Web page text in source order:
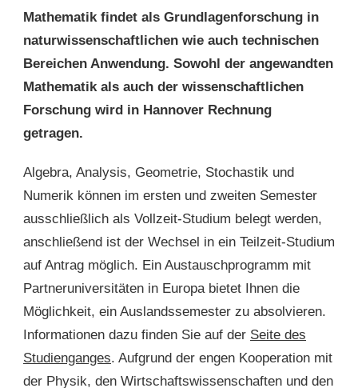
Mathematik findet als Grundlagenforschung in
naturwissenschaftlichen wie auch technischen
Bereichen Anwendung. Sowohl der angewandten
Mathematik als auch der wissenschaftlichen
Forschung wird in Hannover Rechnung
getragen.
Algebra, Analysis, Geometrie, Stochastik und
Numerik können im ersten und zweiten Semester
ausschließlich als Vollzeit-Studium belegt werden,
anschließend ist der Wechsel in ein Teilzeit-Studium
auf Antrag möglich. Ein Austauschprogramm mit
Partneruniversitäten in Europa bietet Ihnen die
Möglichkeit, ein Auslandssemester zu absolvieren.
Informationen dazu finden Sie auf der Seite des
Studienganges. Aufgrund der engen Kooperation mit
der Physik, den Wirtschaftswissenschaften und den